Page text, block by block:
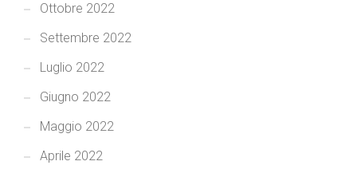
Ottobre 2022
Settembre 2022
Luglio 2022
Giugno 2022
Maggio 2022
Aprile 2022